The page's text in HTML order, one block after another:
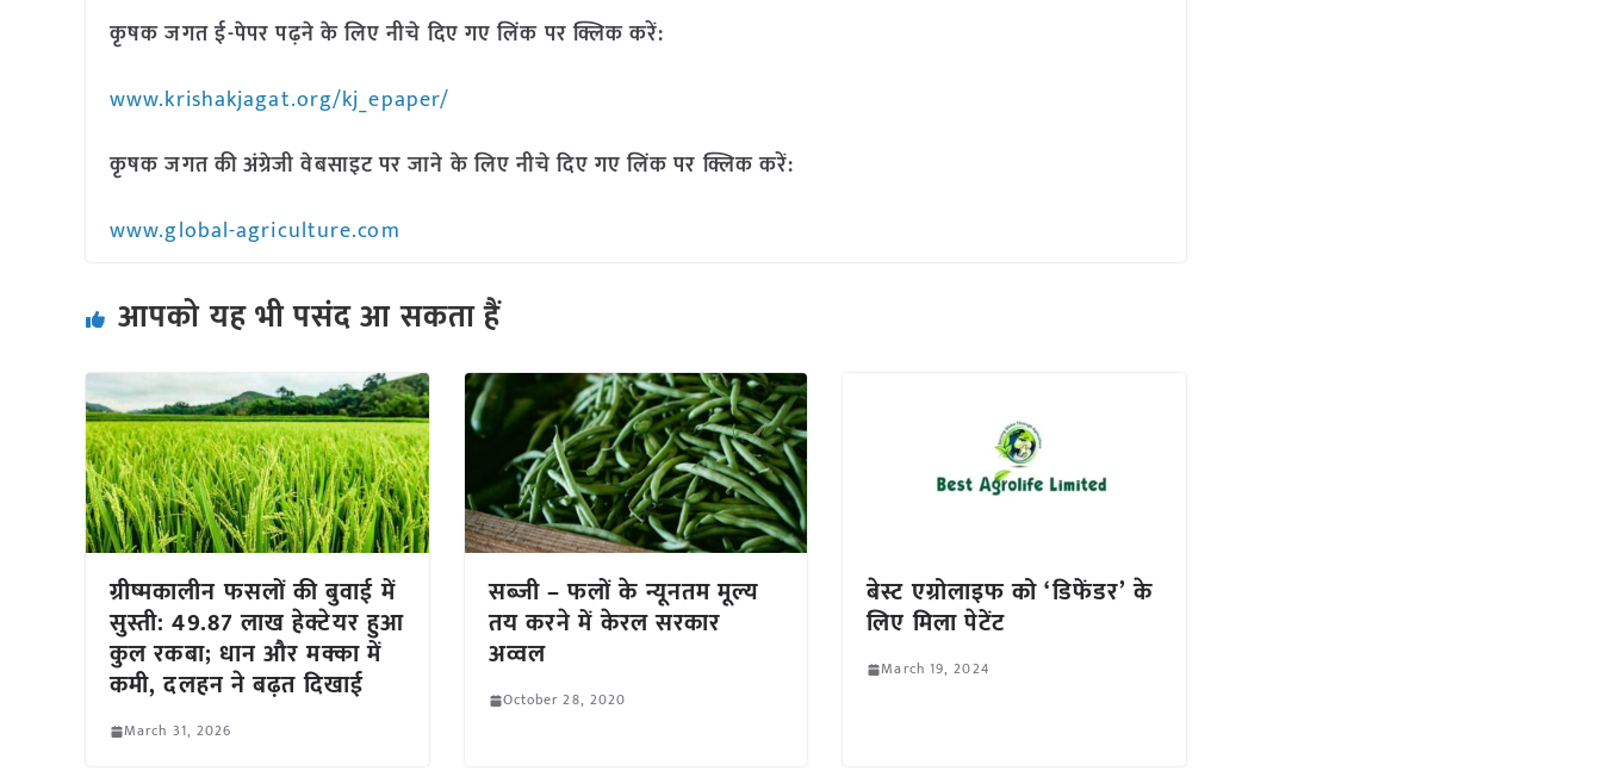
कृषक जगत ई-पेपर पढ़ने के लिए नीचे दिए गए लिंक पर क्लिक करें:
www.krishakjagat.org/kj_epaper/
कृषक जगत की अंग्रेजी वेबसाइट पर जाने के लिए नीचे दिए गए लिंक पर क्लिक करें:
www.global-agriculture.com
आपको यह भी पसंद आ सकता हैं
ग्रीष्मकालीन फसलों की बुवाई में
सुस्ती: 49.87 लाख हेक्टेयर हुआ
कुल रकबा; धान और मक्का में
कमी, दलहन ने बढ़त दिखाई
March 31, 2026
सब्जी – फलों के न्यूनतम मूल्य
तय करने में केरल सरकार
अव्वल
October 28, 2020
बेस्ट एग्रोलाइफ को ‘डिफेंडर’ के
लिए मिला पेटेंट
March 19, 2024